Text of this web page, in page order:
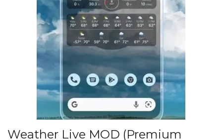
Weather Live MOD (Premium